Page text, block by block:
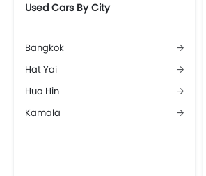
Used Cars By City
Bangkok
Hat Yai
Hua Hin
Kamala